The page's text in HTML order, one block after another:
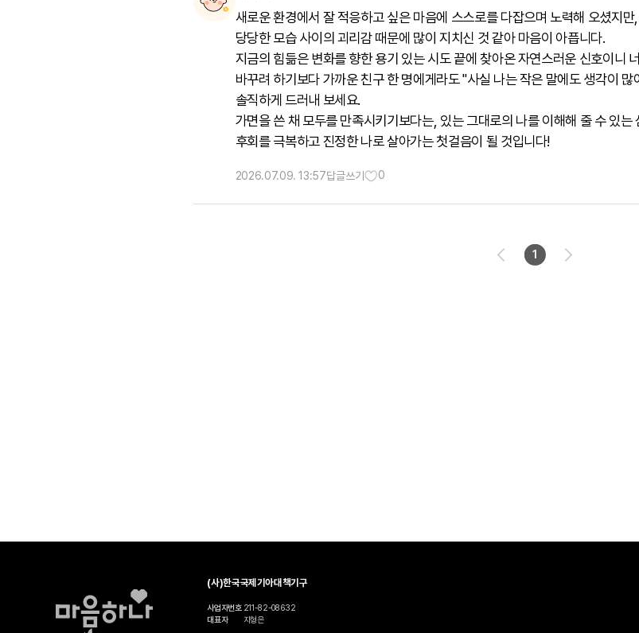
새로운 환경에서 잘 적응하고 싶은 마음에 스스로를 다잡으며 노력해 오셨지
당당한 모습 사이의 괴리감 때문에 많이 지치신 것 같아 마음이 아픕니다.
지금의 힘듦은 변화를 향한 용기 있는 시도 끝에 찾아온 자연스러운 신호이니
바꾸려 하기보다 가까운 친구 한 명에게라도 "사실 나는 작은 말에도 생각이
솔직하게 드러내 보세요.
가면을 쓴 채 모두를 만족시키기보다는, 있는 그대로의 나를 이해해 줄 수 있는
후회를 극복하고 진정한 나로 살아가는 첫걸음이 될 것입니다!
2026.07.09. 13:57답글쓰기 0
1
(사)한국국제기아대책기구
사업자번호 211-82-08632
대표자
지형은